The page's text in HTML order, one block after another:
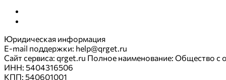
Юридическая информация
E-mail поддержки: help@qrget.ru
Сайт сервиса: qrget.ru Полное наименование: Общество
ИНН: 5404316506
КПП: 540601001